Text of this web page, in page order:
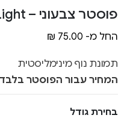
פוסטר צבעוני – Fading Light
החל מ- ₪ 75.00
תמונת נוף מינימליסטית
המחיר עבור הפוסטר
בחירת גודל